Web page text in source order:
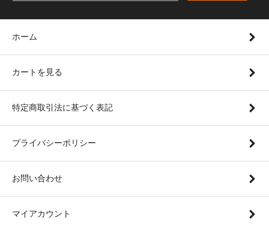
ホーム
カートを見る
特定商取引法に基づく表記
プライバシーポリシー
お問い合わせ
マイアカウント